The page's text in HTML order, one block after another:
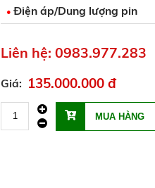
•Điện áp/Dung lượng pin
Liên hệ: 0983.977.283
Giá: 135.000.000 đ